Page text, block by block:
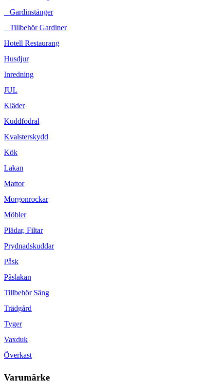
Gardinstänger
Tillbehör Gardiner
Hotell Restaurang
Husdjur
Inredning
JUL
Kläder
Kuddfodral
Kvalsterskydd
Kök
Lakan
Mattor
Morgonrockar
Möbler
Plädar, Filtar
Prydnadskuddar
Påsk
Påslakan
Tillbehör Säng
Trädgård
Tyger
Vaxduk
Överkast
Varumärke